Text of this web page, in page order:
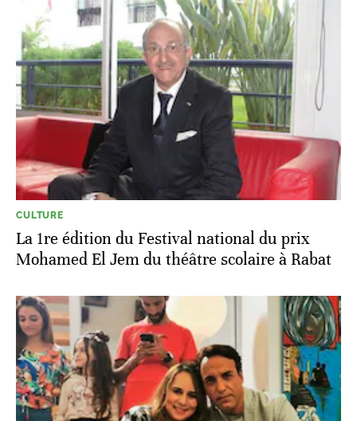
CULTURE
La 1re édition du Festival national du prix
Mohamed El Jem du théâtre scolaire à Rabat